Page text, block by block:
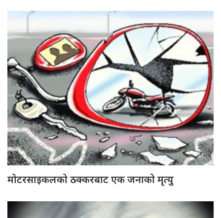
मोटरसाइकलको ठक्करबाट एक जनाको मृत्यु